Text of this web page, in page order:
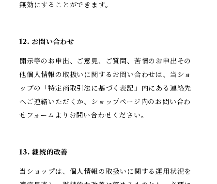
無効にすることができます。
12. お問い合わせ
開示等のお申出、ご意見、ご質問、苦情のお申出その
他個人情報の取扱いに関するお問い合わせは、当ショ
ップの「特定商取引法に基づく表記」内にある連絡先
へご連絡いただくか、ショップページ内のお問い合わ
せフォームよりお問い合わせください。
13. 継続的改善
当ショップは、個人情報の取扱いに関する運用状況を